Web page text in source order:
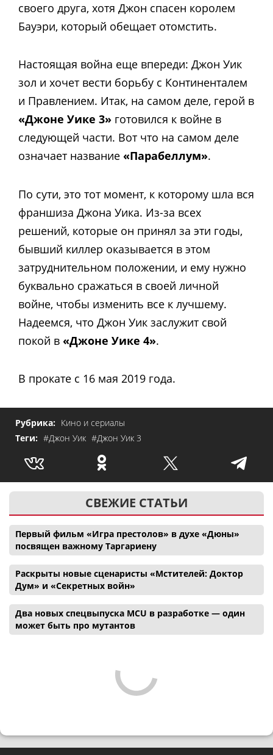
своего друга, хотя Джон спасен королем
Бауэри, который обещает отомстить.
Настоящая война еще впереди: Джон Уик
зол и хочет вести борьбу с Континенталем
и Правлением. Итак, на самом деле, герой в
«Джоне Уике 3» готовился к войне в
следующей части. Вот что на самом деле
означает название «Парабеллум».
По сути, это тот момент, к которому шла вся
франшиза Джона Уика. Из-за всех
решений, которые он принял за эти годы,
бывший киллер оказывается в этом
затруднительном положении, и ему нужно
буквально сражаться в своей личной
войне, чтобы изменить все к лучшему.
Надеемся, что Джон Уик заслужит свой
покой в «Джоне Уике 4».
В прокате с 16 мая 2019 года.
Рубрика: Кино и сериалы
Теги: #Джон Уик #Джон Уик 3
СВЕЖИЕ СТАТЬИ
Первый фильм «Игра престолов» в духе «Дюны»
посвящен важному Таргариену
Раскрыты новые сценаристы «Мстителей: Доктор
Дум» и «Секретных войн»
Два новых спецвыпуска MCU в разработке — один
может быть про мутантов